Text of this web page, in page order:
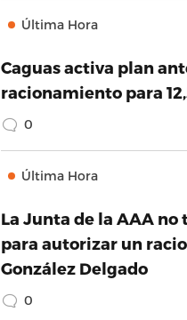
Última Hora
Caguas activa plan
racionamiento para
0
Última Hora
La Junta de la AAA no
para autorizar un
González Delgado
0